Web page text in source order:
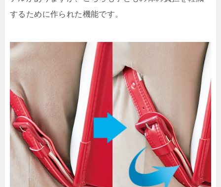
するために作られた機能です。